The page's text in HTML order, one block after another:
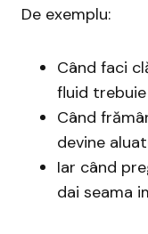
De exemplu:
Când faci
fluid
Când
devine
Iar când
dai seama